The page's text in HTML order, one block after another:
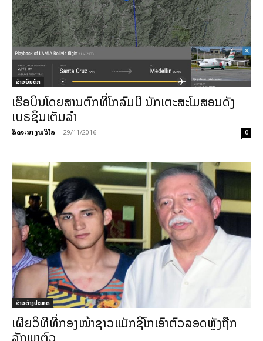
ຂ່າວຍົນຕົກ
ເຮືອບິນໂດຍສານຕົກທີ່ໂກລົມບີ ນັກເຕະສະໂມສອນດັງ
ເບຣຊິນເຕັມລຳ
ລິດຈະນາ ງາມວິໄລ - 29/11/2016 0
ຂ່າວຕ່າງປະເທດ
ເຜີຍ​ວິທີ​ທີ່​ກອງ​ໜ້າ​ຊາວ​​ແມັກ​ຊິ​ໂກ​ເອົາ​ຕົວ​ລອດ​ຫຼັງ​ຖືກ​
ລັກ​ພາ​ຕົວ